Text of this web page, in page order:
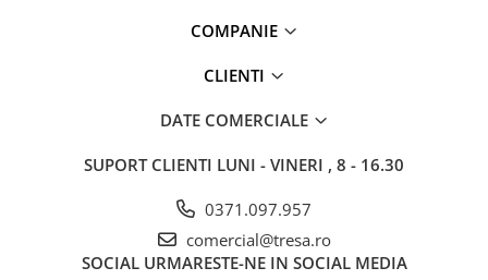
PROTECȚIA OCHILOR
Măști și geamuri de sudură
COMPANIE
CLIENTI
DATE COMERCIALE
SUPORT CLIENTI LUNI - VINERI , 8 - 16.30
0371.097.957
comercial@tresa.ro
SOCIAL URMARESTE-NE IN SOCIAL MEDIA